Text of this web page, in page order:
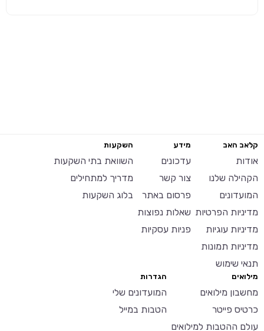
קלאב האב
אודות
הקהילה שלנו
המועדונים
מדיניות הפרטיות
מדיניות עוגיות
מדיניות תמונות
תנאי שימוש
מידע
עדכונים
צור קשר
פרסום באתר
שאלות נפוצות
פניות עסקיות
השקעות
השוואת בתי השקעות
מדריך למתחילים
בלוג השקעות
מילואים
מחשבון מילואים
כרטיס פייטר
עולם ההטבות למילואים
הגדרות
המועדונים שלי
הטבות במייל